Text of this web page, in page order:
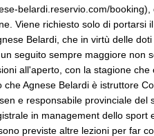
belardi.reservio.com/
Viene richiesto solo di portarsi
Belardi, che in virtù delle
seguito sempre maggiore non
all'aperto, con la stagione che
che Agnese Belardi è istruttore
e responsabile provinciale del
in management dello sport
previste altre lezioni per far